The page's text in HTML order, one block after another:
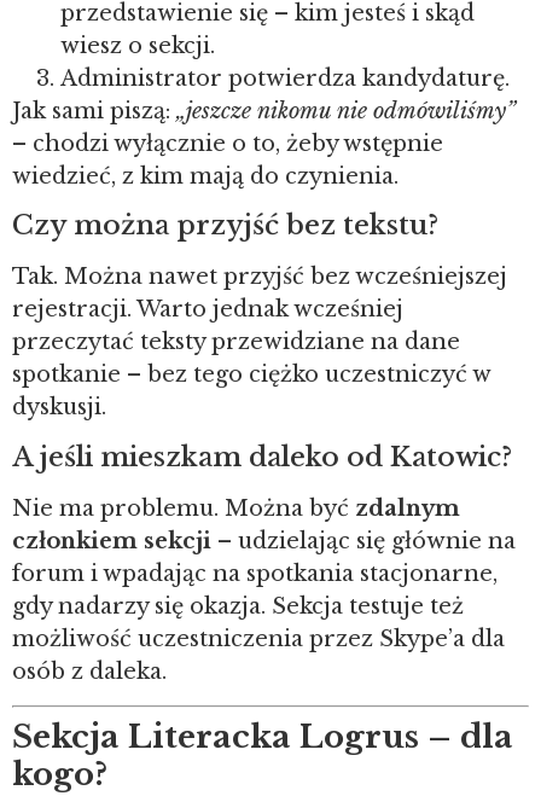
przedstawienie się – kim jesteś i skąd
wiesz o sekcji.
Administrator potwierdza kandydaturę.
Jak sami piszą: „jeszcze nikomu nie odmówiliśmy”
– chodzi wyłącznie o to, żeby wstępnie
wiedzieć, z kim mają do czynienia.
Czy można przyjść bez tekstu?
Tak. Można nawet przyjść bez wcześniejszej
rejestracji. Warto jednak wcześniej
przeczytać teksty przewidziane na dane
spotkanie – bez tego ciężko uczestniczyć w
dyskusji.
A jeśli mieszkam daleko od Katowic?
Nie ma problemu. Można być zdalnym
członkiem sekcji – udzielając się głównie na
forum i wpadając na spotkania stacjonarne,
gdy nadarzy się okazja. Sekcja testuje też
możliwość uczestniczenia przez Skype’a dla
osób z daleka.
Sekcja Literacka Logrus – dla
kogo?